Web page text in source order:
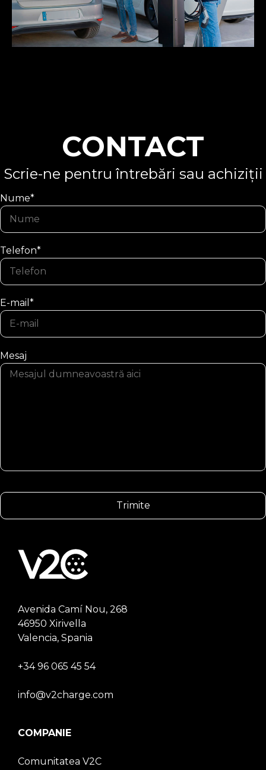
CONTACT
Scrie-ne pentru întrebări sau achiziții
Nume*
Telefon*
E-mail*
Mesaj
Avenida Camí Nou, 268
46950 Xirivella
Valencia, Spania
+34 96 065 45 54
info@v2charge.com
COMPANIE
Comunitatea V2C